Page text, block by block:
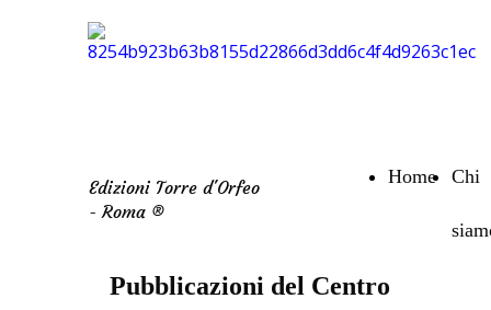
Home Chi
Edizioni Torre d'Orfeo
- Roma ®
Pubblicazioni del Centro